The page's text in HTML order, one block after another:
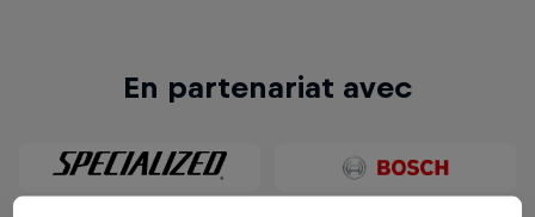
En partenariat avec